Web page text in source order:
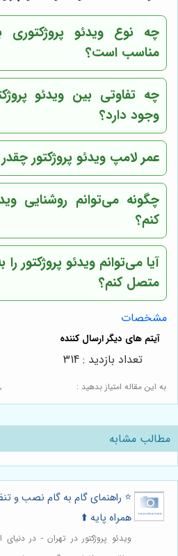
چه نوع ویدئو پروژکتوری
مناسب است؟
وجود دارد؟
عمر لامپ ویدئو پروژکتور
چگونه می‌توانم روشنایی
کنم؟
آیا می‌توانم ویدئو پروژکتور
متصل کنم؟
مشخصات
به این مقاله امتیاز بدهید :
تعداد بازدید : 314
مطالب مشابه
همراه پایه ⬆️
ویدئو پروژکتور در تهران - در دنیای